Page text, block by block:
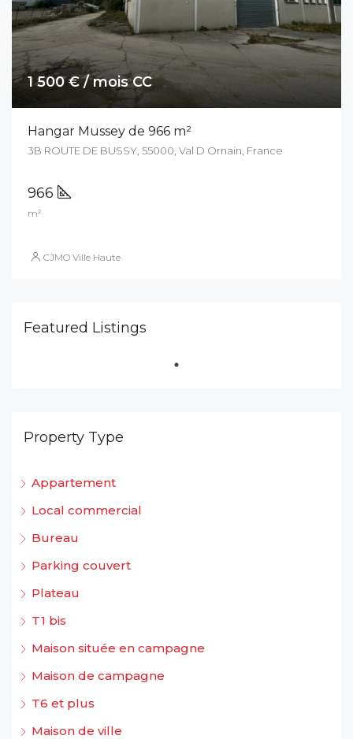
1 500 € / mois CC
Hangar Mussey de 966 m²
3B ROUTE DE BUSSY, 55000, Val D Ornain, France
966
m²
CJMO Ville Haute
Featured Listings
Property Type
Appartement
Local commercial
Bureau
Parking couvert
Plateau
T1 bis
Maison située en campagne
Maison de campagne
T6 et plus
Maison de ville